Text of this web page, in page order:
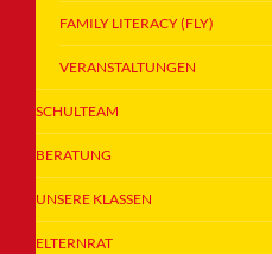
FAMILY LITERACY (FLY)
VERANSTALTUNGEN
SCHULTEAM
BERATUNG
UNSERE KLASSEN
ELTERNRAT